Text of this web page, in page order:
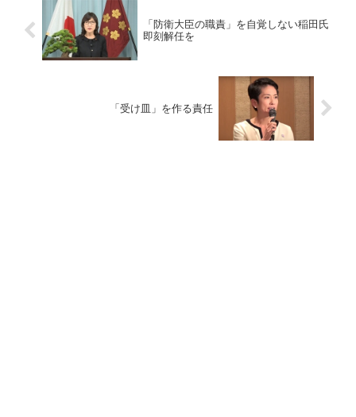
「防衛大臣の職責」を自覚しない稲田氏
即刻解任を
「受け皿」を作る責任